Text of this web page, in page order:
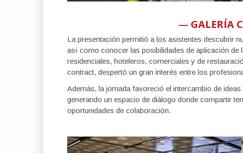
— GALERÍA
La presentación permitió a los asistentes descubrir
así como conocer las posibilidades de aplicación de
residenciales, hoteleros, comerciales y de
contract, despertó un gran interés entre los
Además, la jornada favoreció el intercambio de
generando un espacio de diálogo donde compartir
oportunidades de colaboración.